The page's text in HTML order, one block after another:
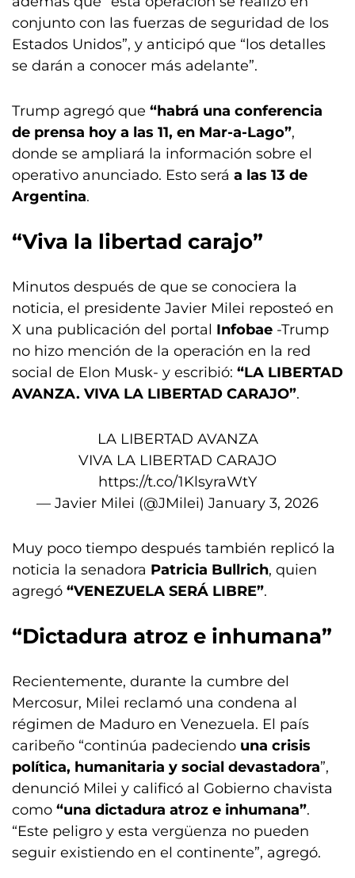
conjunto con las fuerzas de seguridad de los
Estados Unidos”, y anticipó que “los detalles
se darán a conocer más adelante”.
Trump agregó que “habrá una conferencia
de prensa hoy a las 11, en Mar-a-Lago”,
donde se ampliará la información sobre el
operativo anunciado. Esto será a las 13 de
Argentina.
“Viva la libertad carajo”
Minutos después de que se conociera la
noticia, el presidente Javier Milei reposteó en
X una publicación del portal Infobae -Trump
no hizo mención de la operación en la red
social de Elon Musk- y escribió: “LA LIBERTAD
AVANZA. VIVA LA LIBERTAD CARAJO”.
LA LIBERTAD AVANZA
VIVA LA LIBERTAD CARAJO
https://t.co/1KlsyraWtY
— Javier Milei (@JMilei) January 3, 2026
Muy poco tiempo después también replicó la
noticia la senadora Patricia Bullrich, quien
agregó “VENEZUELA SERÁ LIBRE”.
“Dictadura atroz e inhumana”
Recientemente, durante la cumbre del
Mercosur, Milei reclamó una condena al
régimen de Maduro en Venezuela. El país
caribeño “continúa padeciendo una crisis
política, humanitaria y social devastadora”,
denunció Milei y calificó al Gobierno chavista
como “una dictadura atroz e inhumana”.
“Este peligro y esta vergüenza no pueden
seguir existiendo en el continente”, agregó.